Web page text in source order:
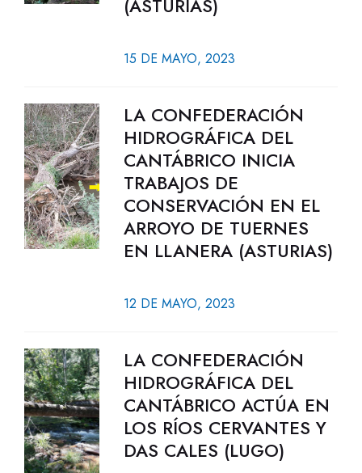
(ASTURIAS)
15 DE MAYO, 2023
LA CONFEDERACIÓN
HIDROGRÁFICA DEL
CANTÁBRICO INICIA
TRABAJOS DE
CONSERVACIÓN EN EL
ARROYO DE TUERNES
EN LLANERA (ASTURIAS)
12 DE MAYO, 2023
LA CONFEDERACIÓN
HIDROGRÁFICA DEL
CANTÁBRICO ACTÚA EN
LOS RÍOS CERVANTES Y
DAS CALES (LUGO)